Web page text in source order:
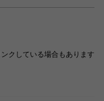
クしている場合もあります